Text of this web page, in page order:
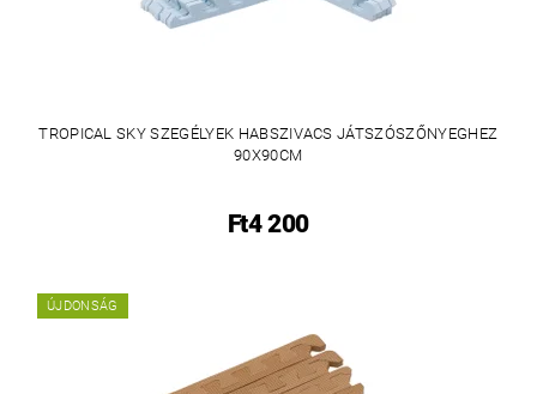
TROPICAL SKY SZEGÉLYEK HABSZIVACS JÁTSZÓSZŐNYEGHEZ
90X90CM
Ft4 200
ÚJDONSÁG